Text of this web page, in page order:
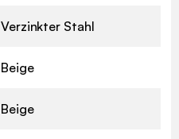
Verzinkter Stahl
Beige
Beige